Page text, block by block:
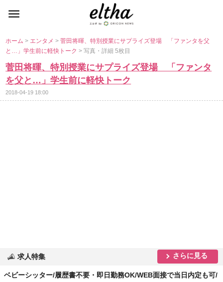
ホーム> エンタメ>菅田将暉、特別授業にサプライズ登場 「ファンタを父
と…」学生前に軽快トーク> 写真・詳細 5枚目
菅田将暉、特別授業にサプライズ登場 「ファンタ
を父と…」学生前に軽快トーク
2018-04-19 18:00
求人特集 さらに見る
ベビーシッター/履歴書不要・即日勤務OK/WEB面接で当日内定も可/